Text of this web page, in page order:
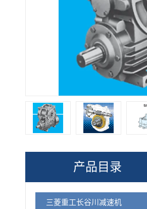
产品目录
三菱重工长谷川减速机